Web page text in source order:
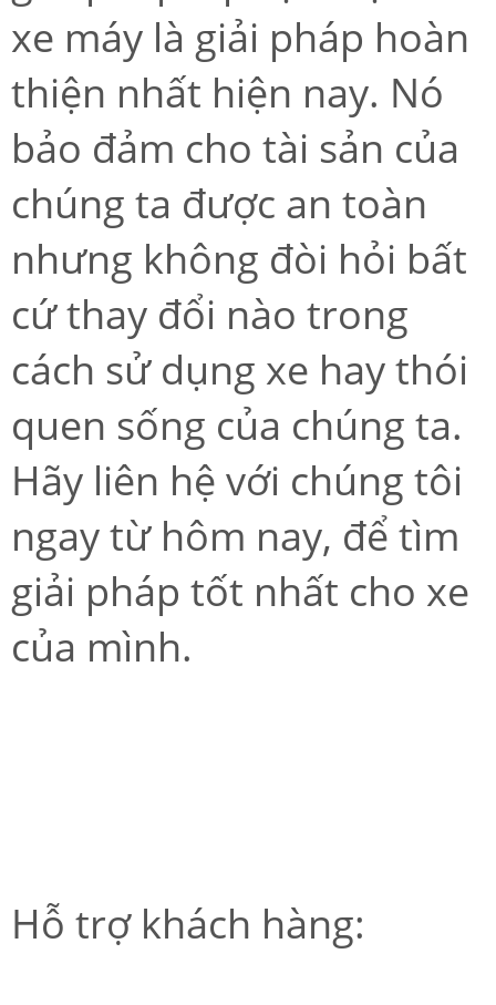
xe máy là giải pháp hoàn
thiện nhất hiện nay. Nó
bảo đảm cho tài sản của
chúng ta được an toàn
nhưng không đòi hỏi bất
cứ thay đổi nào trong
cách sử dụng xe hay thói
quen sống của chúng ta.
Hãy liên hệ với chúng tôi
ngay từ hôm nay, để tìm
giải pháp tốt nhất cho xe
của mình.
Hỗ trợ khách hàng: